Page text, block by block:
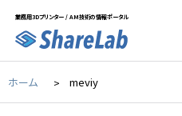
業務用3Dプリンター / AM技術の情報ポータル
ホーム meviy